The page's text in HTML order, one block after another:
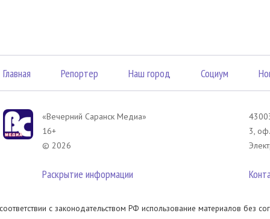
Главная Репортер Наш город Социум
«Вечерний Саранск Mедиа»
16+
© 2026
Раскрытие информации
3,
с законодательством РФ использование материалов без